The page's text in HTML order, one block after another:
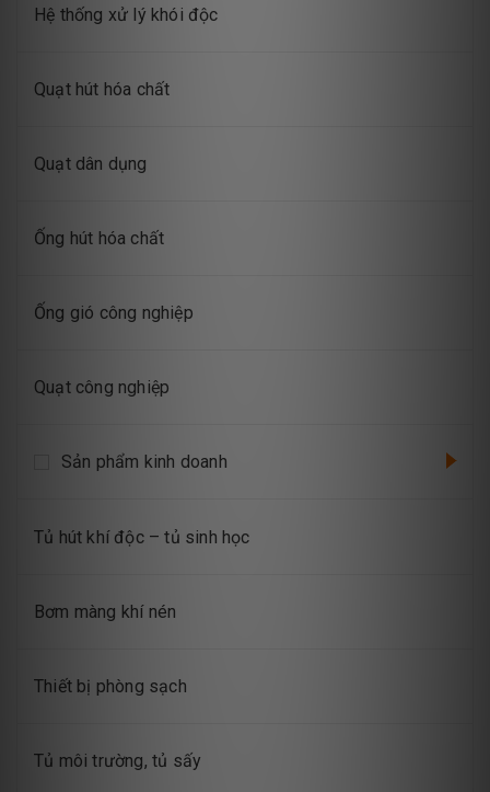
Hệ thống xử lý khói độc
Quạt hút hóa chất
Quạt dân dụng
Ống hút hóa chất
Ống gió công nghiệp
Quạt công nghiệp
Sản phẩm kinh doanh
Tủ hút khí độc – tủ sinh học
Bơm màng khí nén
Thiết bị phòng sạch
Tủ môi trường, tủ sấy